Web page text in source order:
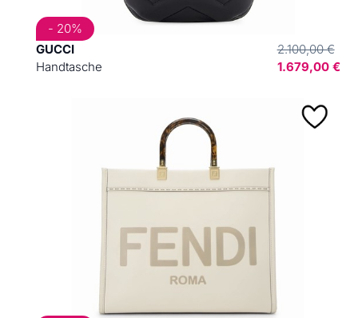
GUCCI
Handtasche
2.100,00 €
1.679,00 €
- 20%